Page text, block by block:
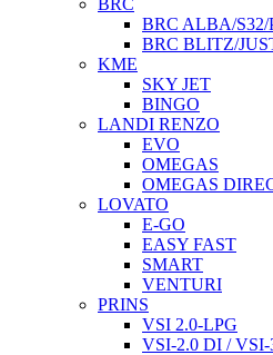
BRC ALBA/S32/
BRC BLITZ/
KME
SKY JET
BINGO
LANDI RENZO
EVO
OMEGAS
OMEGAS
LOVATO
E-GO
EASY FAST
SMART
VENTURI
PRINS
VSI 2.0-LPG
VSI-2.0 DI /